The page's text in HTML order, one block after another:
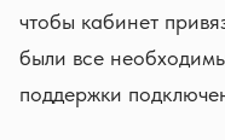
чтобы кабинет
были все
поддержки